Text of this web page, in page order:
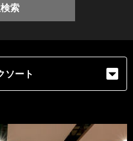
索
ソート